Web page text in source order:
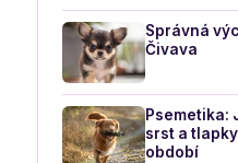
Správná
Čivava
Psemetika:
srst a
období